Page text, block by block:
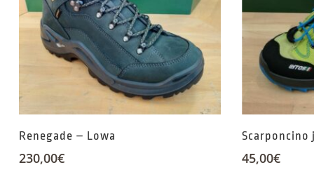
Renegade – Lowa
230,00€ 45,00€